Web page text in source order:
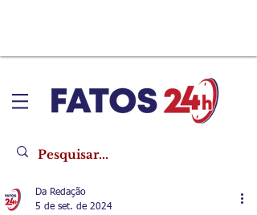
Da Redação
5 de set. de 2024